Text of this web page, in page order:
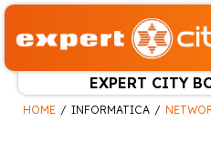
EXPERT CITY
HOME INFORMATICA